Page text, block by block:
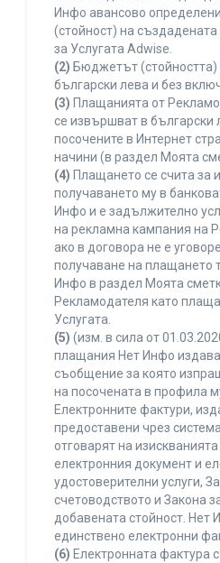
Инфо авансово
(стойност) на
за Услугата Adwise.
(2) Бюджетът (стойността)
български лева и без
(3) Плащанията от
се извършват в български
посочените в Интернет
начини (в раздел Моята
(4) Плащането се счита за
получаването му в
Инфо и е задължително
на рекламна кампания на
ако в договора не е
получаване на плащането
Инфо в раздел Моята
Рекламодателя като
Услугата.
(5) (изм. в сила от
плащания Нет Инфо
съобщение за която
на посочената в профила
Електронните фактури,
предоставени чрез
отговарят на
електронния документ и
удостоверителни услуги,
счетоводството и Закона
добавената стойност. Нет
единствено електронни
(6) Електронната фактура